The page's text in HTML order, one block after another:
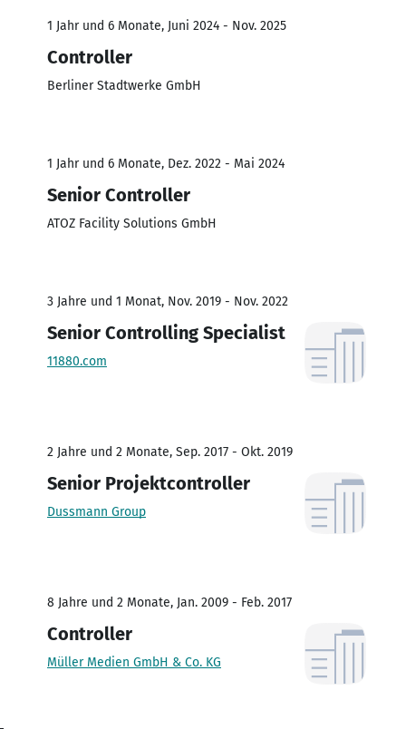
1 Jahr und 6 Monate, Juni 2024 - Nov. 2025
Controller
Berliner Stadtwerke GmbH
1 Jahr und 6 Monate, Dez. 2022 - Mai 2024
Senior Controller
ATOZ Facility Solutions GmbH
3 Jahre und 1 Monat, Nov. 2019 - Nov. 2022
Senior Controlling Specialist
11880.com
2 Jahre und 2 Monate, Sep. 2017 - Okt. 2019
Senior Projektcontroller
Dussmann Group
8 Jahre und 2 Monate, Jan. 2009 - Feb. 2017
Controller
Müller Medien GmbH & Co. KG